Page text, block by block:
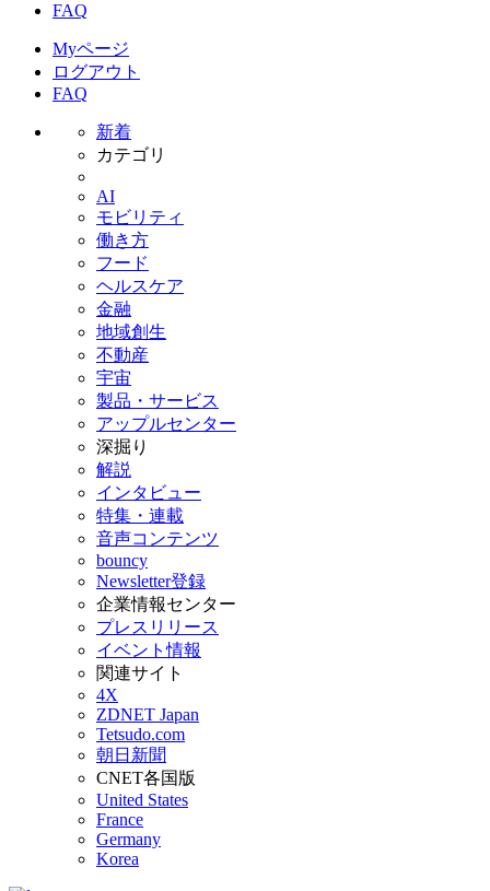
FAQ
Myページ
ログアウト
FAQ
新着
カテゴリ
AI
モビリティ
働き方
フード
ヘルスケア
金融
地域創生
不動産
宇宙
製品・サービス
アップルセンター
深掘り
解説
インタビュー
特集・連載
音声コンテンツ
bouncy
Newsletter登録
企業情報センター
プレスリリース
イベント情報
関連サイト
4X
ZDNET Japan
Tetsudo.com
朝日新聞
CNET各国版
United States
France
Germany
Korea